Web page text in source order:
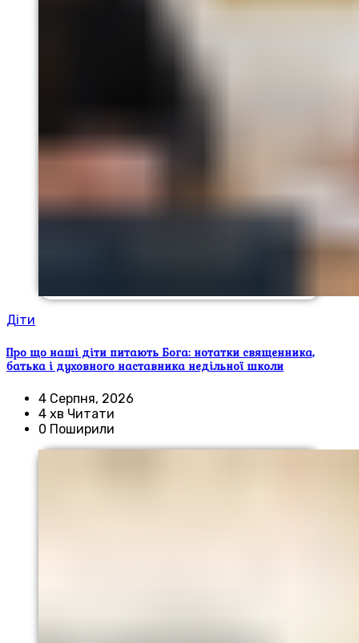
Діти
Про що наші діти питають Бога: нотатки священника,
батька і духовного наставника недільної школи
4 Серпня, 2026
4 хв Читати
0 Поширили